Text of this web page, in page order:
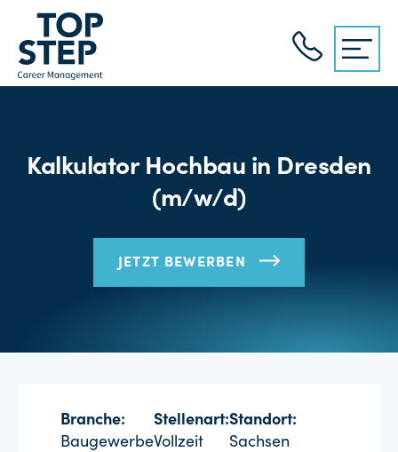
Kalkulator Hochbau in Dresden
(m/w/d)
JETZT BEWERBEN
Branche:
Baugewerbe
Stellenart:
Vollzeit
Standort:
Sachsen